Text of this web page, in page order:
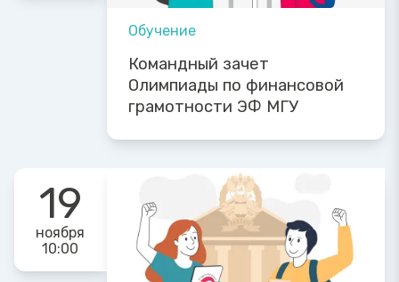
Обучение
Командный зачет
Олимпиады по финансовой
грамотности ЭФ МГУ
19
ноября
10:00